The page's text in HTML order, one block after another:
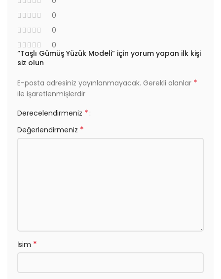
0
0
0
“Taşlı Gümüş Yüzük Modeli” için yorum yapan ilk kişi
siz olun
E-posta adresiniz yayınlanmayacak. Gerekli alanlar *
ile işaretlenmişlerdir
Derecelendirmeniz *
Değerlendirmeniz *
İsim *